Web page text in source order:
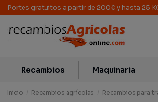
Portes gratuitos a partir de 200€ y hasta 25
Recambios Maquinaria
Inicio Recambios agrícolas Recambios para